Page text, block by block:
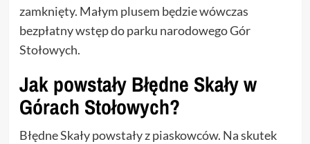
zamknięty. Małym plusem będzie wówczas
bezpłatny wstęp do parku narodowego Gór
Stołowych.
Jak powstały Błędne Skały w
Górach Stołowych?
Błędne Skały powstały z piaskowców. Na skutek